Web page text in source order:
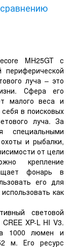
MH25GT с
луча – это
Сфера его
малого веса и
в поисковых
луча. За
специальными
и рыбалки,
от цели
крепление
фонарь в
его для
как
световой
XP-L HI V3.
1000 люмен и
м. Его ресурс